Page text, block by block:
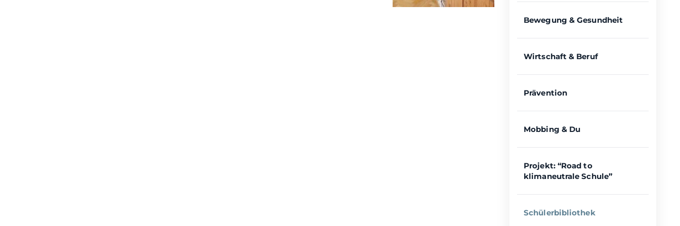
Bewegung & Gesundheit
Wirtschaft & Beruf
Prävention
Mobbing & Du
Projekt: “Road to
klimaneutrale Schule”
Schülerbibliothek